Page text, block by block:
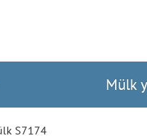
Mülk
S7174